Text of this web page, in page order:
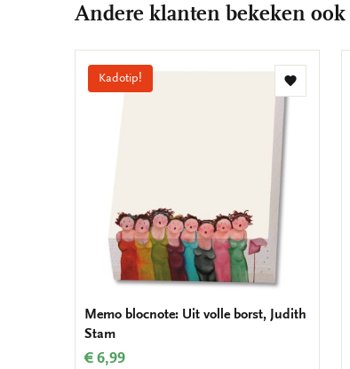
Andere klanten bekeken ook
Kadotip!
Toevoegen
Memo blocnote: Uit volle borst, Judith
Stam
€ 6,99